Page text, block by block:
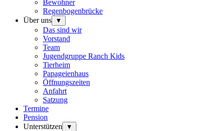
Bewohner
Regenbogenbrücke
Über uns
▼
Das sind wir
Vorstand
Team
Jugendgruppe Ranch Kids
Tierheim
Papageienhaus
Öffnungszeiten
Anfahrt
Satzung
Termine
Pension
Unterstützen
▼